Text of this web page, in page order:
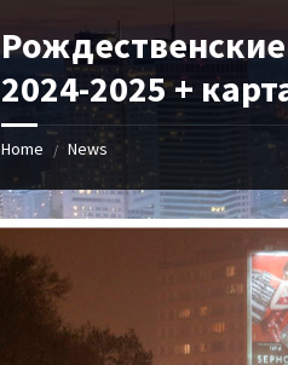
2024-2025 +
Home / News